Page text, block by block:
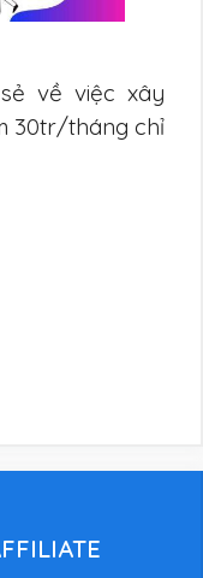
về việc xây
30tr/tháng chỉ